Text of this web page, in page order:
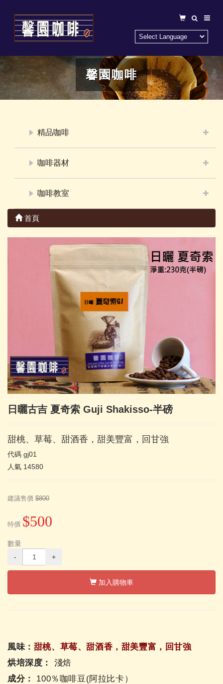
馨園咖啡
精品咖啡
咖啡器材
咖啡教室
首頁
日曬古吉 夏奇索 Guji Shakisso-半磅
甜桃、草莓、甜酒香，甜美豐富，回甘強
代碼 gj01
人氣 14580
建議售價 $800
特價 $500
數量
-
+
加入購物車
風味： 甜桃、草莓、甜酒香，甜美豐富，回甘強
烘培深度：
淺焙
成分：
100％咖啡豆(阿拉比卡）